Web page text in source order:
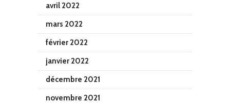
avril 2022
mars 2022
février 2022
janvier 2022
décembre 2021
novembre 2021